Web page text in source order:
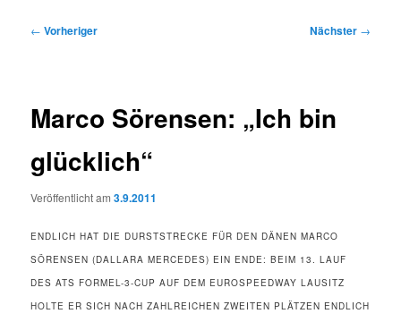
Beitragsnavigation
← Vorheriger Nächster →
Marco Sörensen: „Ich bin
glücklich“
Veröffentlicht am3.9.2011
ENDLICH HAT DIE DURSTSTRECKE FÜR DEN DÄNEN MARCO
SÖRENSEN (DALLARA MERCEDES) EIN ENDE: BEIM 13. LAUF
DES ATS FORMEL-3-CUP AUF DEM EUROSPEEDWAY LAUSITZ
HOLTE ER SICH NACH ZAHLREICHEN ZWEITEN PLÄTZEN ENDLICH